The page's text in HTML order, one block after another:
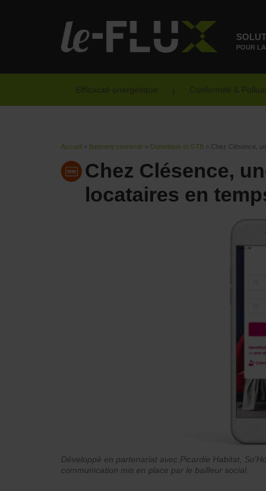
POUR
Efficacité énergétique Conformité &
Accueil > Batiment connecté > Domotique et GTB > Chez Clésence,
Chez Clésence,
locataires en
Développé en partenariat avec Picardie Habitat,
communication mis en place par le bailleur social.